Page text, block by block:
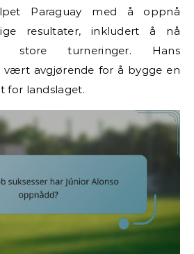
Paraguay med å oppnå
resultater, inkludert å nå
i store turneringer. Hans
avgjørende for å bygge en
for landslaget.